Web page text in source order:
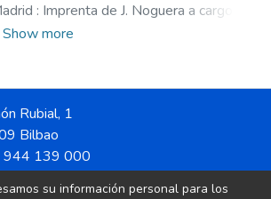
: Imprenta de J. Noguera a cargo de
Martínez,1873
Show more
Rubial, 1
Bilbao
944 139 000
su información personal para los